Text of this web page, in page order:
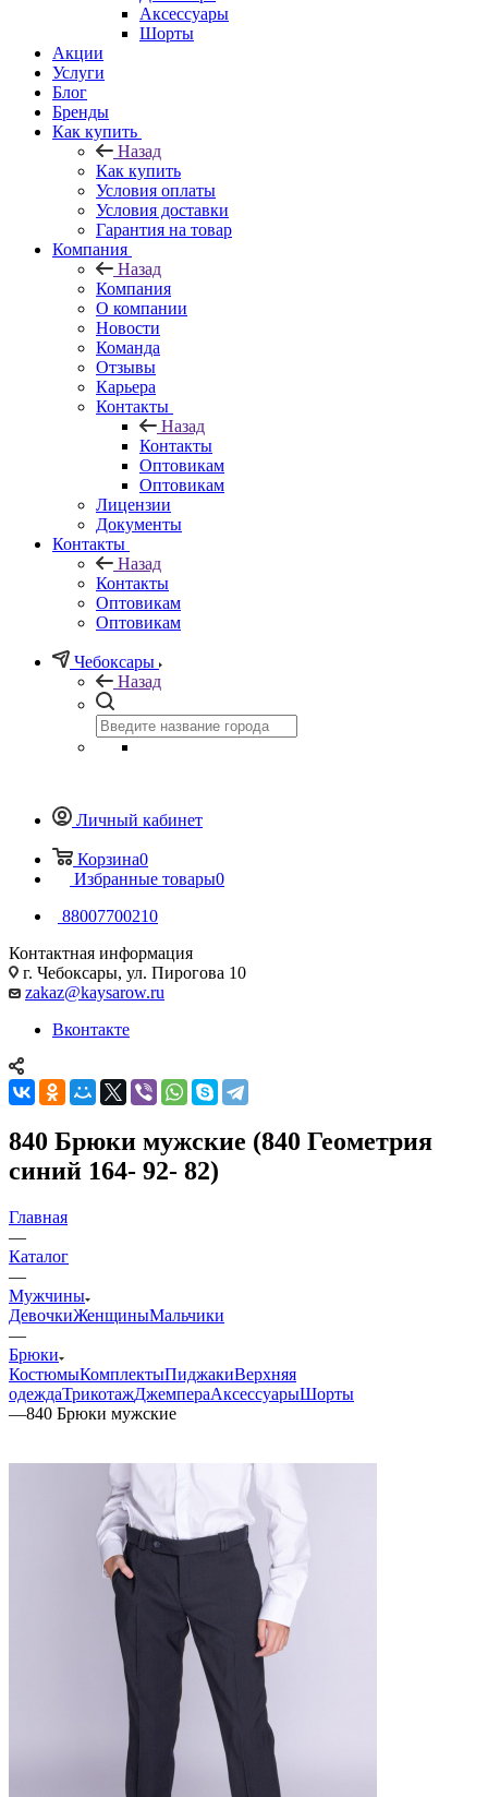
Аксессуары
Шорты
Акции
Услуги
Блог
Бренды
Как купить
Назад
Как купить
Условия оплаты
Условия доставки
Гарантия на товар
Компания
Назад
Компания
О компании
Новости
Команда
Отзывы
Карьера
Контакты
Назад
Контакты
Оптовикам
Оптовикам
Лицензии
Документы
Контакты
Назад
Контакты
Оптовикам
Оптовикам
Чебоксары
Назад
Личный кабинет
Корзина0
Избранные товары0
88007700210
Контактная информация
г. Чебоксары, ул. Пирогова 10
zakaz@kaysarow.ru
Вконтакте
840 Брюки мужские (840 Геометрия
синий 164- 92- 82)
Главная
—
Каталог
—
Мужчины
ДевочкиЖенщиныМальчики
—
Брюки
КостюмыКомплектыПиджакиВерхняя
одеждаТрикотажДжемпераАксессуарыШорты
—840 Брюки мужские